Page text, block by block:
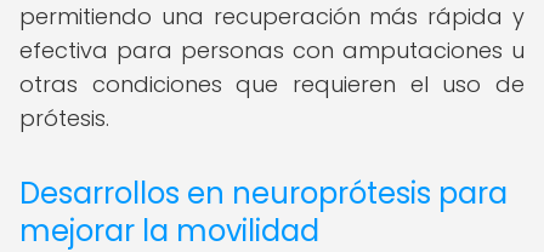
permitiendo una recuperación más rápida y
efectiva para personas con amputaciones u
otras condiciones que requieren el uso de
prótesis.
Desarrollos en neuroprótesis para
mejorar la movilidad